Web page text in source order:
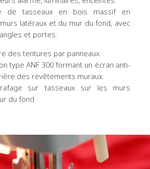
de tasseaux en bois massif en
latéraux et du mur du fond, avec
et portes.
des tentures par panneaux.
type ANF 300 formant un écran anti-
des revêtements muraux.
sur tasseaux sur les murs
du fond